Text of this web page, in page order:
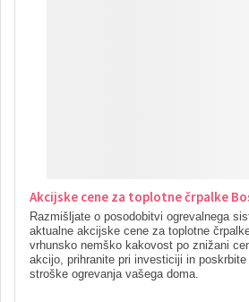
Akcijske cene za toplotne črpalke
Razmišljate o posodobitvi ogrevalnega
aktualne akcijske cene za toplotne
vrhunsko nemško kakovost po znižani
akcijo, prihranite pri investiciji in
stroške ogrevanja vašega doma.